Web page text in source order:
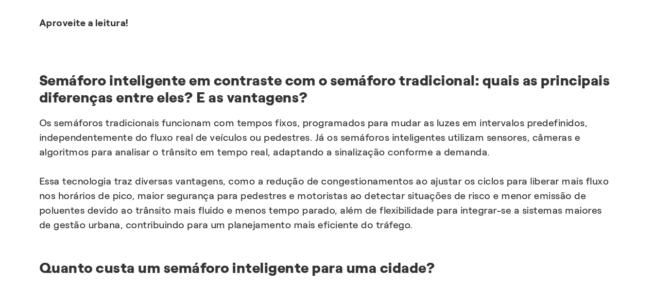
Aproveite a leitura!
Semáforo inteligente em contraste com o semáforo tradicional: quais as principais
diferenças entre eles? E as vantagens?
Os semáforos tradicionais funcionam com tempos fixos, programados para mudar as luzes em intervalos predefinidos,
independentemente do fluxo real de veículos ou pedestres. Já os semáforos inteligentes utilizam sensores, câmeras e
algoritmos para analisar o trânsito em tempo real, adaptando a sinalização conforme a demanda.
Essa tecnologia traz diversas vantagens, como a redução de congestionamentos ao ajustar os ciclos para liberar mais fluxo
nos horários de pico, maior segurança para pedestres e motoristas ao detectar situações de risco e menor emissão de
poluentes devido ao trânsito mais fluido e menos tempo parado, além de flexibilidade para integrar-se a sistemas maiores
de gestão urbana, contribuindo para um planejamento mais eficiente do tráfego.
Quanto custa um semáforo inteligente para uma cidade?